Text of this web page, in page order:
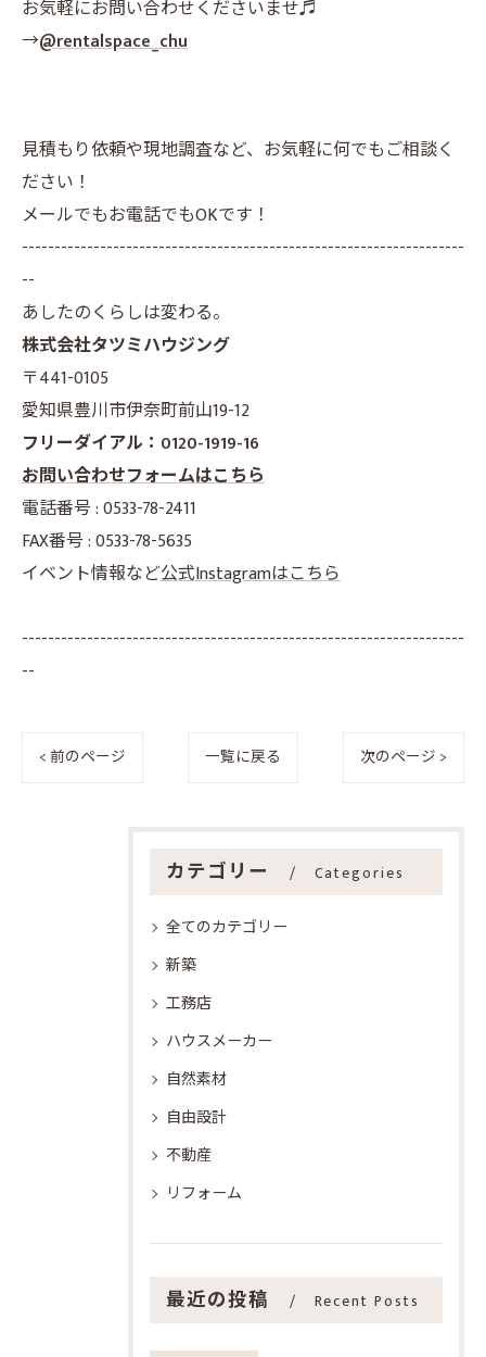
お気軽にお問い合わせくださいませ♬
→@rentalspace_chu
見積もり依頼や現地調査など、お気軽に何でもご相談く
ださい！
メールでもお電話でもOKです！
--------------------------------------------------------------------
--
あしたのくらしは変わる。
株式会社タツミハウジング
〒441-0105
愛知県豊川市伊奈町前山19-12
フリーダイアル：0120-1919-16
お問い合わせフォームはこちら
電話番号 : 0533-78-2411
FAX番号 : 0533-78-5635
イベント情報など公式Instagramはこちら
--------------------------------------------------------------------
--
< 前のページ 一覧に戻る 次のページ >
カテゴリー Categories
全てのカテゴリー
新築
工務店
ハウスメーカー
自然素材
自由設計
不動産
リフォーム
最近の投稿 Recent Posts